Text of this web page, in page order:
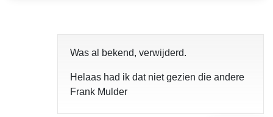
Was al bekend, verwijderd.
Helaas had ik dat niet gezien die andere
Frank Mulder